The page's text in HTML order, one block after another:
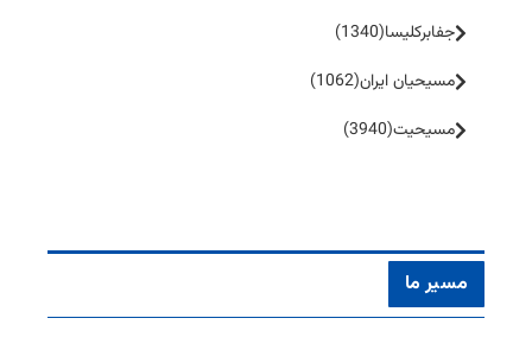
جفا‌بر‌کلیسا(1340)
مسیحیان ایران(1062)
مسیحیت(3940)
مسیر ما